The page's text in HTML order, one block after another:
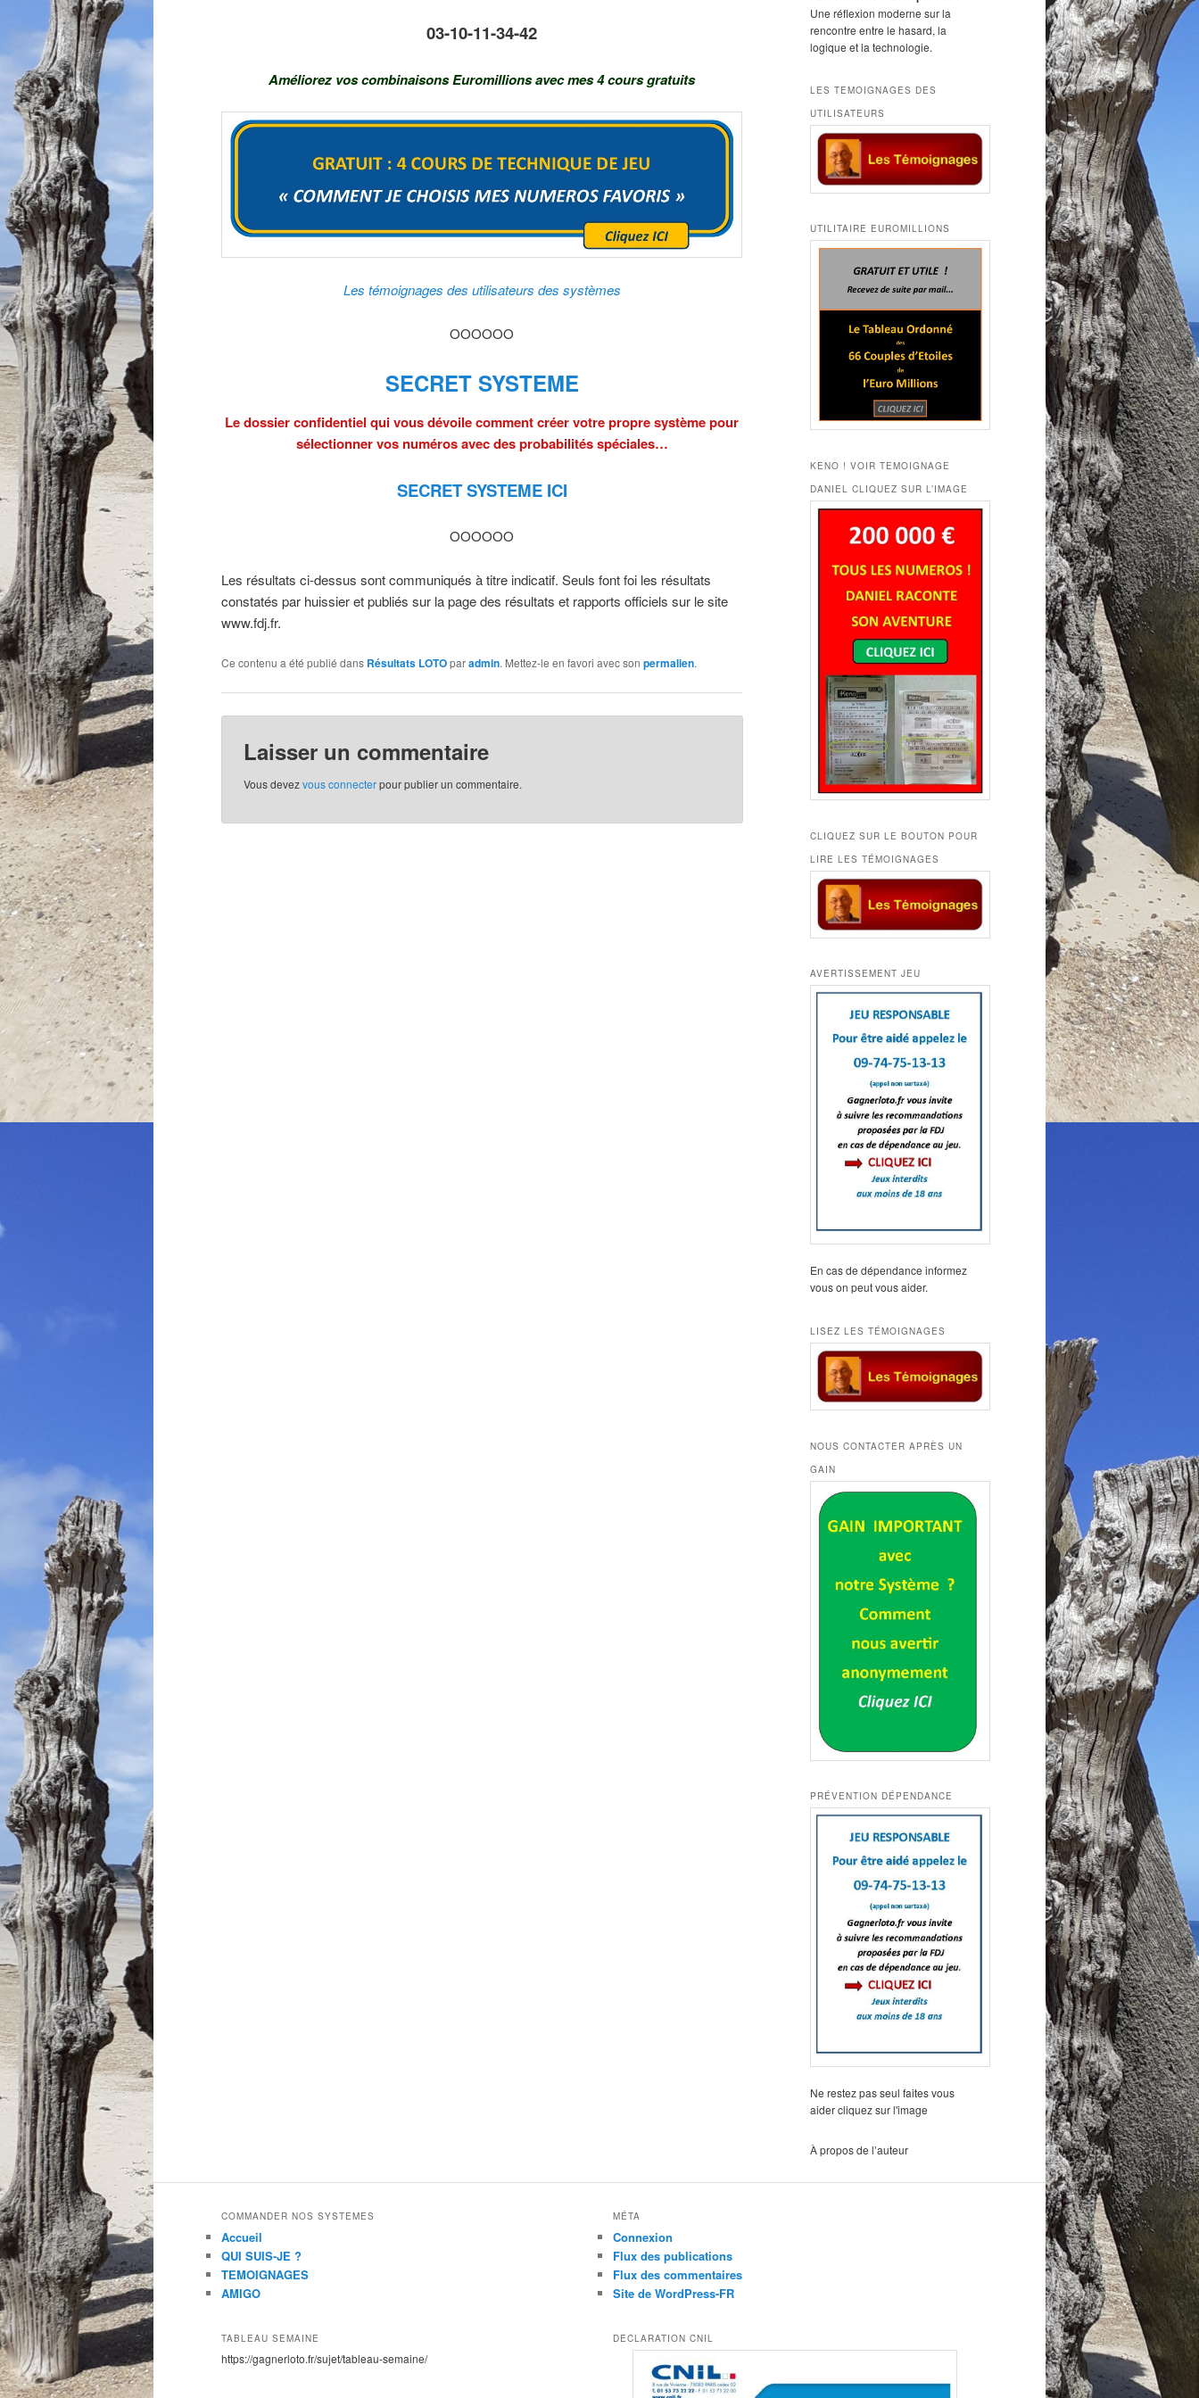
03-10-11-34-42
Améliorez vos combinaisons Euromillions avec mes 4 cours gratuits
Les témoignages des utilisateurs des systèmes
OOOOOO
SECRET SYSTEME
Le dossier confidentiel qui vous dévoile comment créer votre propre système pour
sélectionner vos numéros avec des probabilités spéciales…
SECRET SYSTEME ICI
OOOOOO
Les résultats ci-dessus sont communiqués à titre indicatif. Seuls font foi les résultats
constatés par huissier et publiés sur la page des résultats et rapports officiels sur le site
www.fdj.fr.
Ce contenu a été publié dans Résultats LOTOparadmin. Mettez-le en favori avec son permalien.
Laisser un commentaire
Vous devezvous connecterpour publier un commentaire.
Une réflexion moderne sur la
rencontre entre le hasard, la
logique et la technologie.
LES TEMOIGNAGES DES
UTILISATEURS
UTILITAIRE EUROMILLIONS
KENO ! VOIR TEMOIGNAGE
DANIEL CLIQUEZ SUR L’IMAGE
CLIQUEZ SUR LE BOUTON POUR
LIRE LES TÉMOIGNAGES
AVERTISSEMENT JEU
En cas de dépendance informez
vous on peut vous aider.
LISEZ LES TÉMOIGNAGES
NOUS CONTACTER APRÈS UN
GAIN
PRÉVENTION DÉPENDANCE
Ne restez pas seul faites vous
aider cliquez sur l'image
À propos de l’auteur
COMMANDER NOS SYSTEMES
Accueil
QUI SUIS-JE ?
TEMOIGNAGES
AMIGO
TABLEAU SEMAINE
https://gagnerloto.fr/sujet/tableau-semaine/
MÉTA
Connexion
Flux des publications
Flux des commentaires
Site de WordPress-FR
DECLARATION CNIL